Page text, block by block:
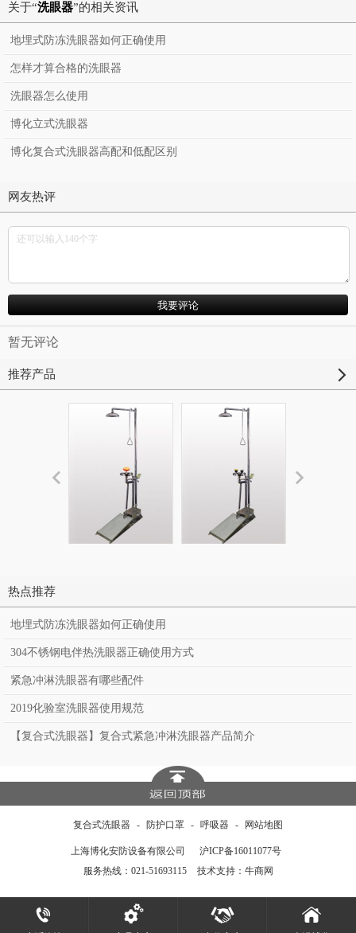
关于“洗眼器”的相关资讯
地埋式防冻洗眼器如何正确使用
怎样才算合格的洗眼器
洗眼器怎么使用
博化立式洗眼器
博化复合式洗眼器高配和低配区别
网友热评
暂无评论
推荐产品
眼器BH30-5012T
热点推荐
地埋式防冻洗眼器如何正确使用
304不锈钢电伴热洗眼器正确使用方式
紧急冲淋洗眼器有哪些配件
2019化验室洗眼器使用规范
【复合式洗眼器】复合式紧急冲淋洗眼器产品简介
复合式洗眼器 - 防护口罩 - 呼吸器 - 网站地图
上海博化安防设备有限公司
沪ICP备16011077号
服务热线：021-51693115
技术支持：牛商网